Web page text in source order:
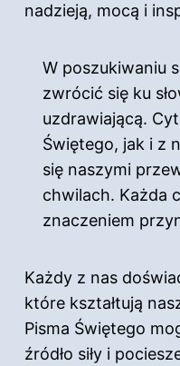
nadzieją, mocą i
W poszukiwaniu
zwrócić się ku
uzdrawiającą.
Świętego, jak i z
się naszymi
chwilach. Każda
znaczeniem
Każdy z nas
które kształtują
Pisma Świętego
źródło siły i